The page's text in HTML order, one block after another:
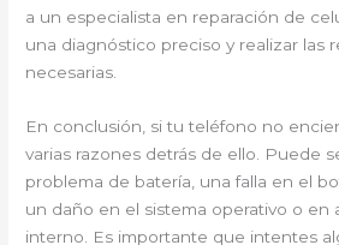
a un especialista en reparación de
una diagnóstico preciso y realizar las
necesarias.
En conclusión, si tu teléfono no
varias razones detrás de ello. Puede
problema de batería, una falla en el
un daño en el sistema operativo o en
interno. Es importante que intentes